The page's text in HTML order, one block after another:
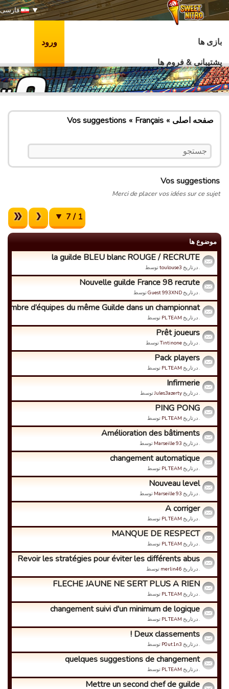
فارسی
بازی ها
پشتیبانی & فروم ها
ورود
صفحه اصلی Français
Vos suggestions
Vos suggestions
Merci de placer vos idées sur ce sujet
1 / 7
موضوع ها
la guilde BLEU blanc ROUGE / RECRUTE
. درتاریخ toulouse3توسط
Nouvelle guilde France 98 recrute
. درتاریخGuest 993XNDتوسط
Nombre d’équipes du même Guilde dans un championnat
. درتاریخ PL TEAM توسط
Prêt joueurs
. درتاریخTintinoneتوسط
Pack players
. درتاریخ PL TEAM توسط
Infirmerie
. درتاریخJules3azertyتوسط
PING PONG
. درتاریخ PL TEAM توسط
Amélioration des bâtiments
. درتاریخ Marseille 93 توسط
changement automatique
. درتاریخ PL TEAM توسط
Nouveau level
. درتاریخ Marseille 93 توسط
A corriger
. درتاریخ PL TEAM توسط
MANQUE DE RESPECT
. درتاریخ PL TEAM توسط
Revoir les stratégies pour éviter les différents abus
. درتاریخ merlin46 توسط
FLECHE JAUNE NE SERT PLUS A RIEN
. درتاریخ PL TEAM توسط
changement suivi d'un minimum de logique
. درتاریخ PL TEAM توسط
Deux classements !
. درتاریخ P0ut1n3 توسط
quelques suggestions de changement
. درتاریخ PL TEAM توسط
Mettre un second chef de guilde